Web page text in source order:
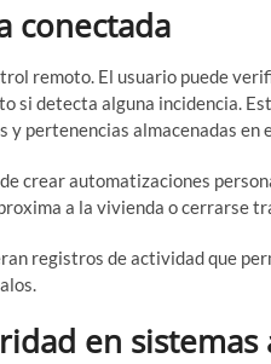
conectada
remoto. El usuario puede
si detecta alguna incidencia.
y pertenencias almacenadas en
crear automatizaciones
a la vivienda o cerrarse
registros de actividad que
en sistemas